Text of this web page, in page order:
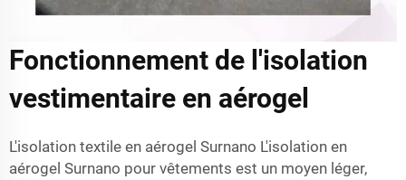
Fonctionnement de l'isolation
vestimentaire en aérogel
L'isolation textile en aérogel Surnano L'isolation en
aérogel Surnano pour vêtements est un moyen léger,